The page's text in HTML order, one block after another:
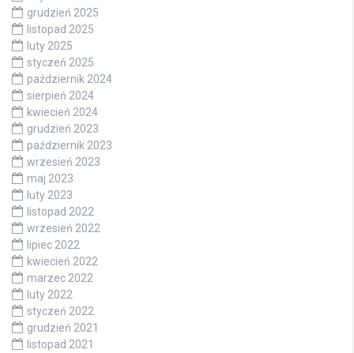
grudzień 2025
listopad 2025
luty 2025
styczeń 2025
październik 2024
sierpień 2024
kwiecień 2024
grudzień 2023
październik 2023
wrzesień 2023
maj 2023
luty 2023
listopad 2022
wrzesień 2022
lipiec 2022
kwiecień 2022
marzec 2022
luty 2022
styczeń 2022
grudzień 2021
listopad 2021